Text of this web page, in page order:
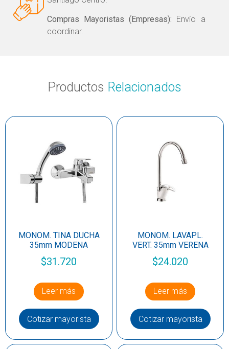
Compras Mayoristas (Empresas): Envío a
coordinar.
Productos Relacionados
MONOM. TINA DUCHA
35mm MODENA
$31.720
Leer más
Cotizar mayorista
MONOM. LAVAPL.
VERT. 35mm VERENA
$24.020
Leer más
Cotizar mayorista